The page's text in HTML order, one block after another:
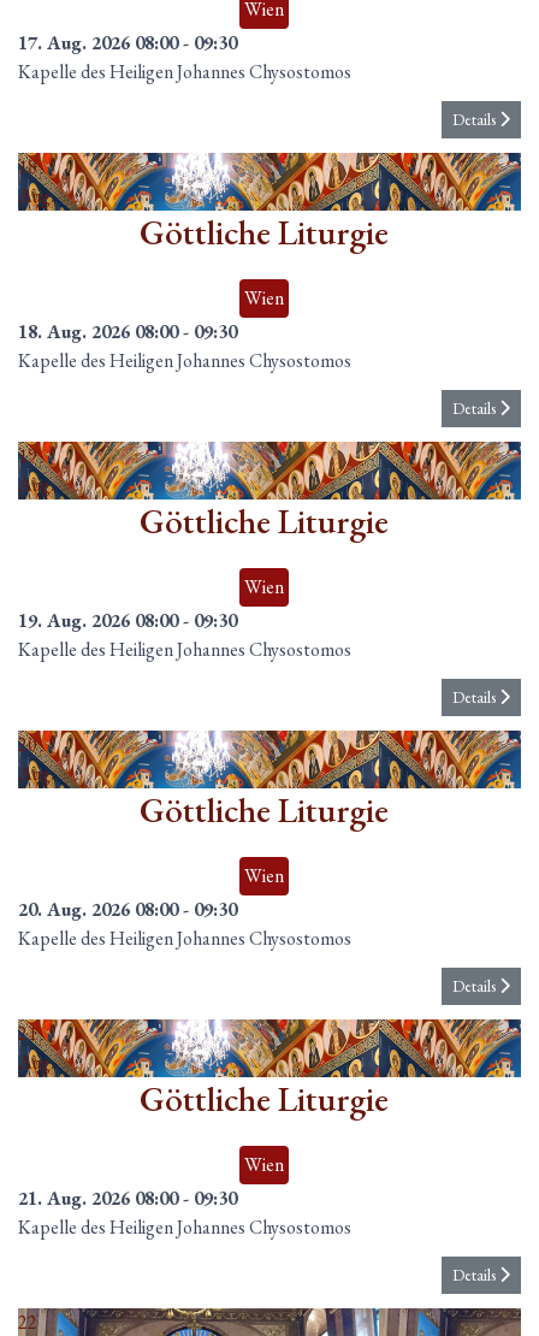
Wien
17. Aug. 2026 08:00- 09:30
Kapelle des Heiligen Johannes Chysostomos
Details
18
Aug.
Göttliche Liturgie
Wien
18. Aug. 2026 08:00- 09:30
Kapelle des Heiligen Johannes Chysostomos
Details
19
Aug.
Göttliche Liturgie
Wien
19. Aug. 2026 08:00- 09:30
Kapelle des Heiligen Johannes Chysostomos
Details
20
Aug.
Göttliche Liturgie
Wien
20. Aug. 2026 08:00- 09:30
Kapelle des Heiligen Johannes Chysostomos
Details
21
Aug.
Göttliche Liturgie
Wien
21. Aug. 2026 08:00- 09:30
Kapelle des Heiligen Johannes Chysostomos
Details
22